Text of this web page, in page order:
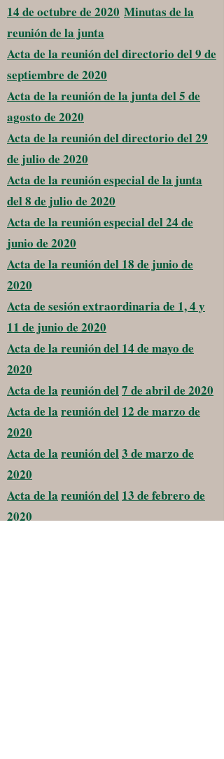
14 de octubre de 2020 Minutas de la
reunión de la junta
Acta de la reunión del directorio del 9 de
septiembre de 2020
Acta de la reunión de la junta del 5 de
agosto de 2020
Acta de la reunión del directorio del 29
de julio de 2020
Acta de la reunión especial de la junta
del 8 de julio de 2020
Acta de la reunión especial del 24 de
junio de 2020
Acta de la reunión del 18 de junio de
2020
Acta de sesión extraordinaria de 1, 4 y
11 de junio de 2020
Acta de la reunión del 14 de mayo de
2020
Acta de la reunión del7 de abril de 2020
Acta de la reunión del 12 de marzo de
2020
Acta de la reunión del3 de marzo de
2020
Acta de la reunión del 13 de febrero de
2020